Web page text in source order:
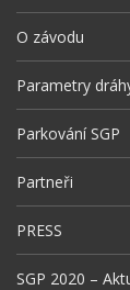
O závodu
Parametry
Parkování SGP
Partneři
PRESS
SGP 2020 –